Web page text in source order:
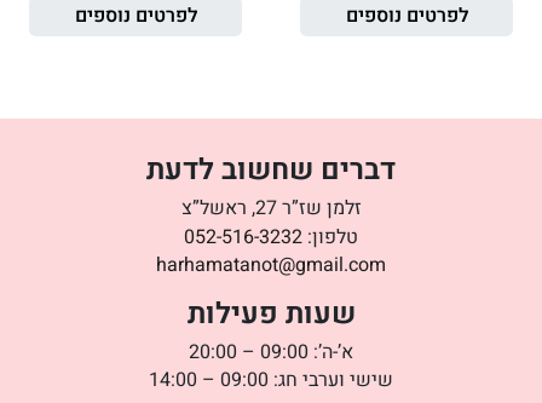
לפרטים נוספים
לפרטים נוספים
דברים שחשוב לדעת
זלמן שז”ר 27, ראשל”צ
טלפון: 052-516-3232
harhamatanot@gmail.com
שעות פעילות
א’-ה’: 09:00 – 20:00
שישי וערבי חג: 09:00 – 14:00